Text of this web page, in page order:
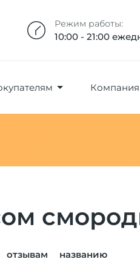
Режим работы:
10:00 - 21:00
Компания
в избранное
кол-во товара
отзывам названию